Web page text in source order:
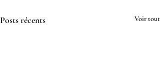
Posts récents Voir tout